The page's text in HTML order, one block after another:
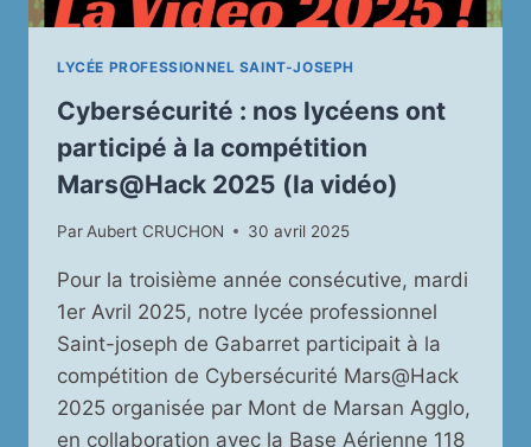
CONFÉRENCE
NOTRE
PROFESSIONNEL
PRIVÉ
SAINT-
JOSEPH.
LYCÉE PROFESSIONNEL SAINT-JOSEPH
Cybersécurité : nos lycéens ont
participé à la compétition
Mars@Hack 2025 (la vidéo)
Par Aubert CRUCHON 30 avril 2025
Pour la troisième année consécutive, mardi
1er Avril 2025, notre lycée professionnel
Saint-joseph de Gabarret participait à la
compétition de Cybersécurité Mars@Hack
2025 organisée par Mont de Marsan Agglo,
en collaboration avec la Base Aérienne 118